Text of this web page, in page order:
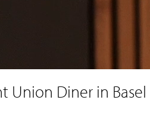
Union Diner in Basel